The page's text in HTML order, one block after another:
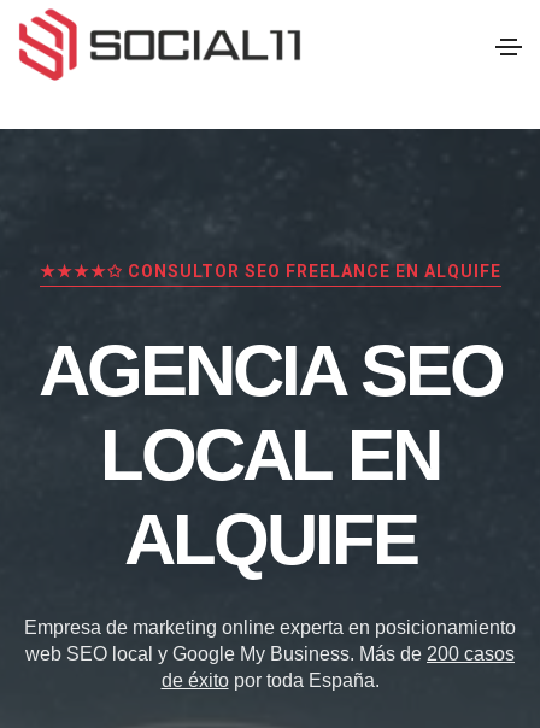
★★★★✩ CONSULTOR SEO FREELANCE EN ALQUIFE
AGENCIA SEO
LOCAL EN
ALQUIFE
Empresa de marketing online experta en posicionamiento
web SEO local y Google My Business. Más de 200 casos
de éxitopor toda España.